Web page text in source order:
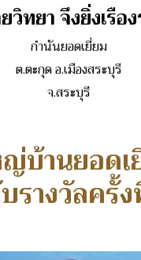
วิทยา จึงยิ่งเรือ
กำนันยอดเยี่ยม
ต.ตะกุด อ.เมืองสระบุรี
จ.สระบุรี
บ้านยอดเ
รางวัลครั้